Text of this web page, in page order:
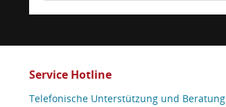
Service Hotline
Telefonische Unterstützung und Beratung